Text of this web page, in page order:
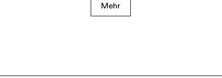
Mehr